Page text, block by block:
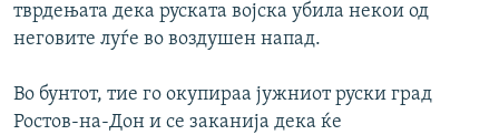
тврдењата дека руската војска убила некои од
неговите луѓе во воздушен напад.
Во бунтот, тие го окупираа јужниот руски град
Ростов-на-Дон и се заканија дека ќе